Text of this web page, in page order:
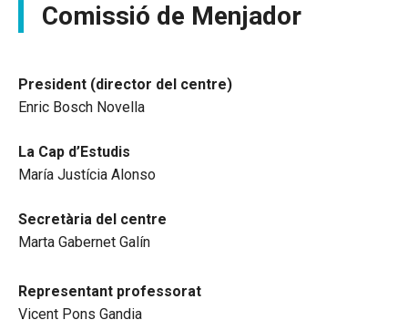
Comissió de Menjador
President (director del centre)
Enric Bosch Novella
La Cap d’Estudis
María Justícia Alonso
Secretària del centre
Marta Gabernet Galín
Representant professorat
Vicent Pons Gandia